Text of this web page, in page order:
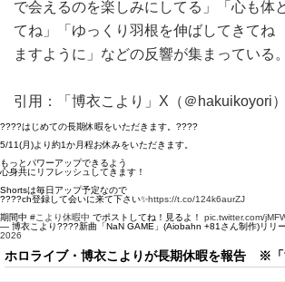
で会えるのを楽しみにしてる」「心も体
てね」「ゆっくり羽根を伸ばしてきて
ますように」などの反響が集まっている。
引用：「博衣こより」X（＠hakuikoyori）
????はじめての長期休暇をいただきます。????
5/11(月)より約1か月程お休みをいただきます。
もっとパワーアップできるよう
心身共にリフレッシュしてきます！
Shortsは毎日アップ予定なので
????ch登録して会いに来て下さい✨https://t.co/124k6aurZJ
期間中 #こより休暇中 でポストしてね！見るよ！ pic.twitter.com/
— 博衣こより????新曲「NaN GAME」(Aiobahn +81さん制作)リリ
2026
ホロライブ・博衣こよりが長期休暇を報告 ※「